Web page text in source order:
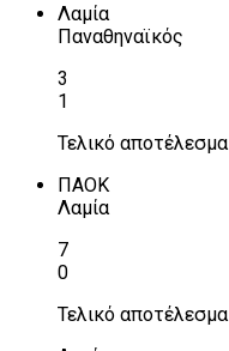
Λαμία
Παναθηναϊκός
3
1
Τελικό αποτέλεσμα
ΠΑΟΚ
Λαμία
7
0
Τελικό αποτέλεσμα